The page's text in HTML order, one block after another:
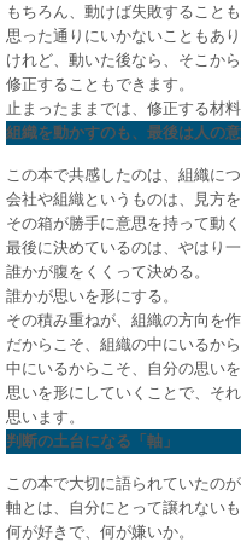
もちろん、動けば失敗することも
思った通りにいかないこともあり
けれど、動いた後なら、そこか
修正することもできます。
止まったままでは、修正する材
組織を動かすのも、最後は人の
この本で共感したのは、組織に
会社や組織というものは、見方
その箱が勝手に意思を持って動
最後に決めているのは、やはり
誰かが腹をくくって決める。
誰かが思いを形にする。
その積み重ねが、組織の方向を
だからこそ、組織の中にいるか
中にいるからこそ、自分の思い
思いを形にしていくことで、そ
思います。
判断の土台になる「軸」
この本で大切に語られていたの
軸とは、自分にとって譲れないも
何が好きで、何が嫌いか。